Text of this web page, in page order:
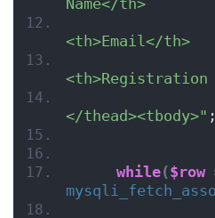
Name</th>
<th>Email</th>
<th>Registration
</thead><tbody>" ;
while($row